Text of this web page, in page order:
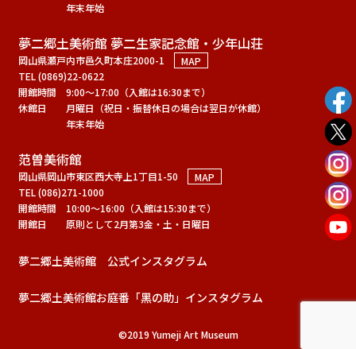
年末年始
夢二郷土美術館 夢二生家記念館・少年山荘
岡山県瀬戸内市邑久町本庄2000-1
MAP
TEL (0869)22-0622
開館時間
9:00～17:00（入館は16:30まで）
休館日
月曜日（祝日・振替休日の場合は翌日が休館）
年末年始
范曽美術館
岡山県岡山市東区西大寺上1丁目1-50
MAP
TEL (086)271-1000
開館時間
10:00～16:00（入館は15:30まで）
開館日
原則として2月第3金・土・日曜日
夢二郷土美術館 公式インスタグラム
夢二郷土美術館お庭番「黑の助」インスタグラム
©2019 Yumeji Art Museum